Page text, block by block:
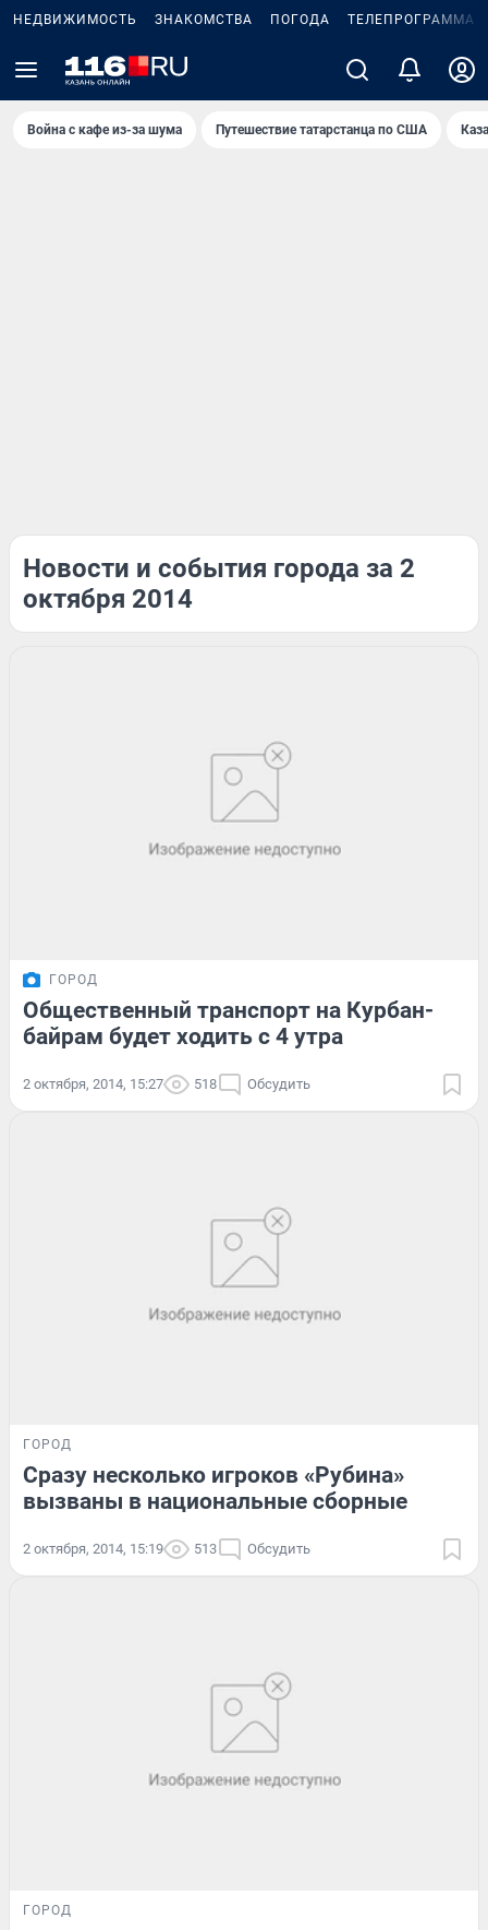
НЕДВИЖИМОСТЬ ЗНАКОМСТВА ПОГОДА ТЕЛЕПРОГРАММА
Война с кафе из-за шума Путешествие татарстанца по США
Новости и события города за 2
октября 2014
ГОРОД
Общественный транспорт на Курбан-
байрам будет ходить с 4 утра
2 октября, 2014, 15:27 518 Обсудить
ГОРОД
Сразу несколько игроков «Рубина»
вызваны в национальные сборные
2 октября, 2014, 15:19 513 Обсудить
ГОРОД